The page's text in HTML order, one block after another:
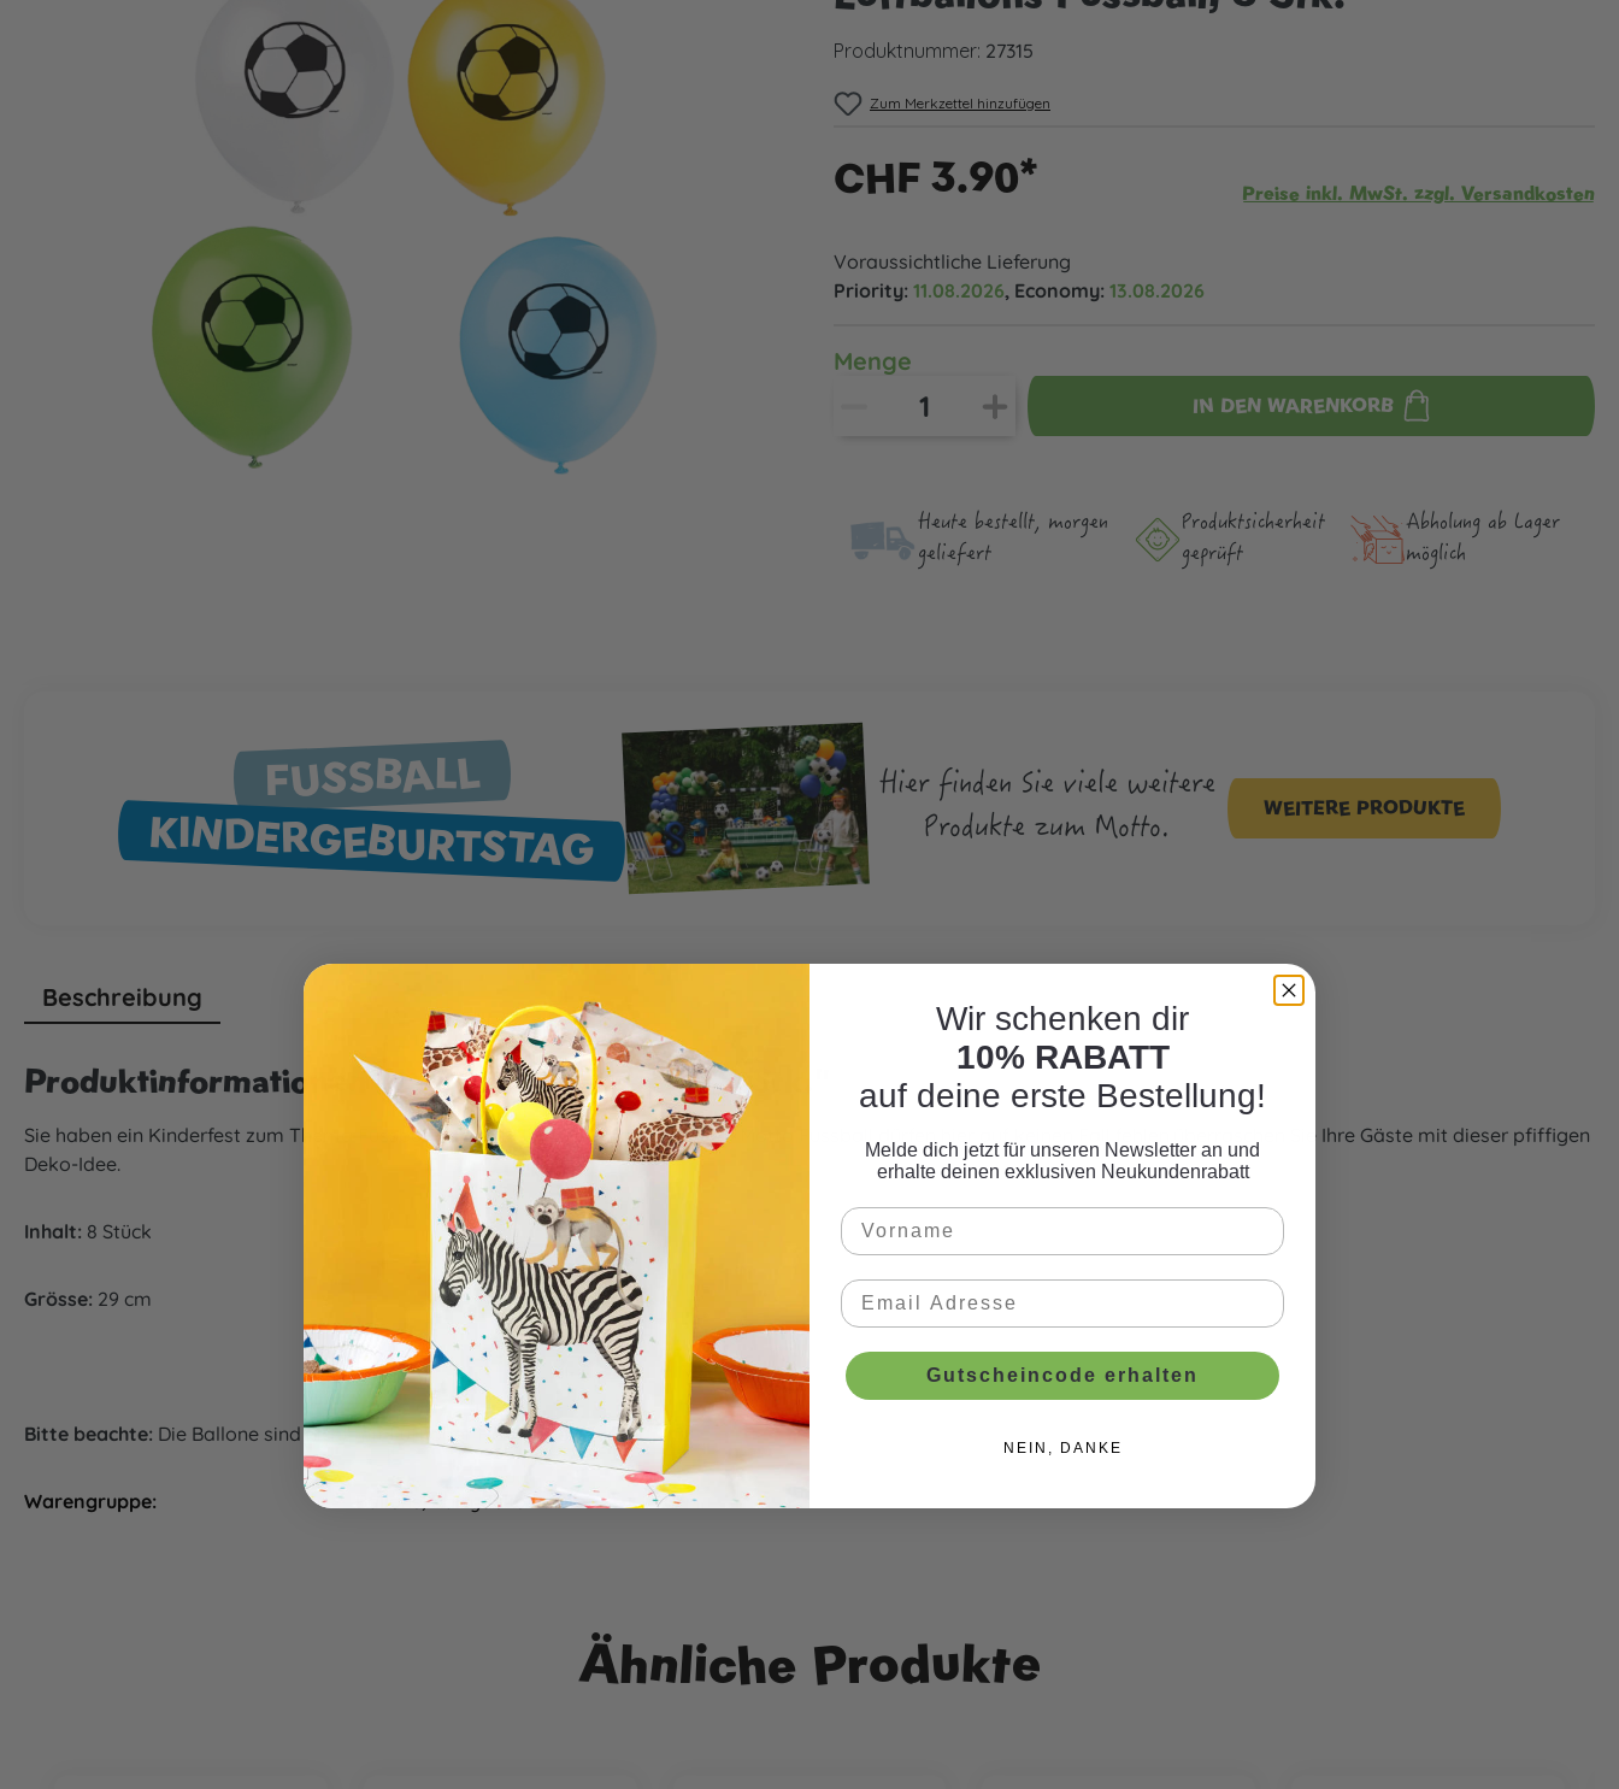
Produktnummer: 27315
Zum Merkzettel hinzufügen
CHF 3.90* Preise inkl. MwSt. zzgl. Versandkosten
Voraussichtliche Lieferung
Priority: 11.08.2026, Economy: 13.08.2026
Menge
IN DEN WARENKORB
Heute bestellt, morgen
geliefert
Produktsicher­heit
geprüft
Abholung ab Lager
möglich
FUSSBALL
KINDERGEBURTSTAG
Hier finden Sie viele weitere
Produkte zum Motto.
WEITERE PRODUKTE
Beschreibung
Produktinformationen "Luftballons Fussball, 8 Stk."
Sie haben ein Kinderfest zum Thema Fussball geplant? Unsere Luftballons zum Motto Fussball dürfen hier auf keinen Fall fehlen.überraschen Sie Ihre Gäste mit dieser pfiffigen
Deko-Idee.
Inhalt: 8 Stück
Grösse: 29 cm
Bitte beachte: Die Ballone sind nicht mit Luft oder Helium gefüllt.
Warengruppe: Ballons, Partydeko
Ähnliche Produkte
Wir schenken dir
10% RABATT
auf deine erste Bestellung!
Melde dich jetzt für unseren Newsletter an und
erhalte deinen exklusiven Neukundenrabatt
Gutscheincode erhalten
NEIN, DANKE